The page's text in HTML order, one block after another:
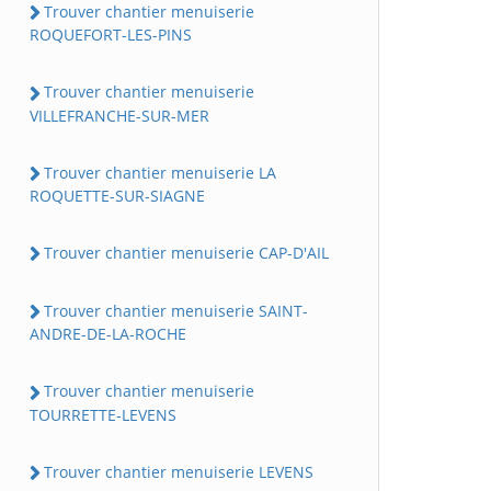
Trouver chantier menuiserie
ROQUEFORT-LES-PINS
Trouver chantier menuiserie
VILLEFRANCHE-SUR-MER
Trouver chantier menuiserie LA
ROQUETTE-SUR-SIAGNE
Trouver chantier menuiserie CAP-D'AIL
Trouver chantier menuiserie SAINT-
ANDRE-DE-LA-ROCHE
Trouver chantier menuiserie
TOURRETTE-LEVENS
Trouver chantier menuiserie LEVENS